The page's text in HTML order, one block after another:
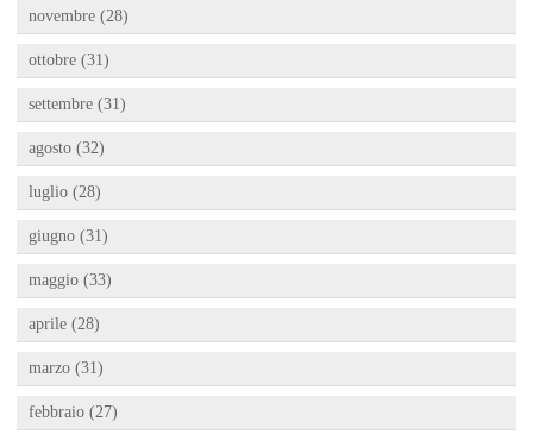
novembre (28)
ottobre (31)
settembre (31)
agosto (32)
luglio (28)
giugno (31)
maggio (33)
aprile (28)
marzo (31)
febbraio (27)